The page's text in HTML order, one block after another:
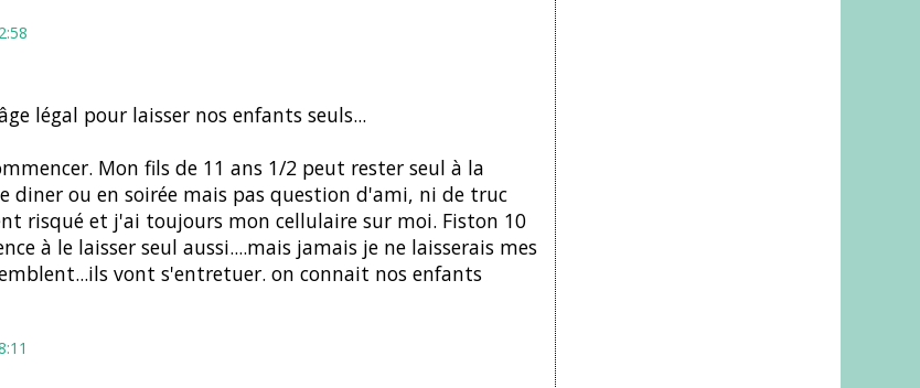
légal pour laisser nos enfants seuls...
Mon fils de 11 ans 1/2 peut rester seul à la
diner ou en soirée mais pas question d'ami, ni de truc
risqué et j'ai toujours mon cellulaire sur moi. Fiston 10
à le laisser seul aussi....mais jamais je ne laisserais mes
vont s'entretuer. on connait nos enfants